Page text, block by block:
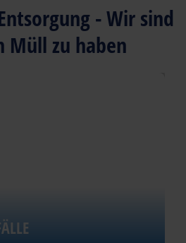
- Wir sind
Müll zu haben